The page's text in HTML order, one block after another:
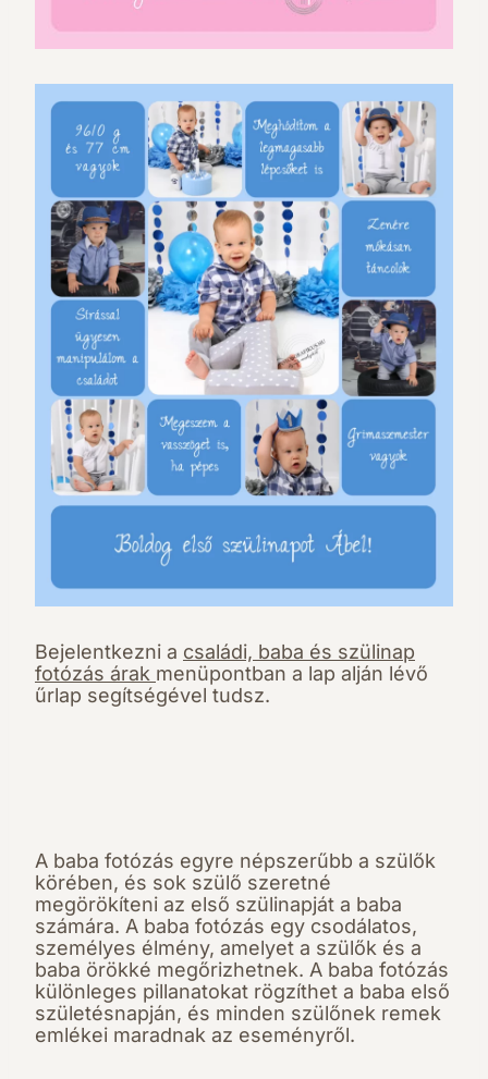
Bejelentkezni a családi, baba és szülinap
fotózás árak menüpontban a lap alján lévő
űrlap segítségével tudsz.
A baba fotózás egyre népszerűbb a szülők
körében, és sok szülő szeretné
megörökíteni az első szülinapját a baba
számára. A baba fotózás egy csodálatos,
személyes élmény, amelyet a szülők és a
baba örökké megőrizhetnek. A baba fotózás
különleges pillanatokat rögzíthet a baba első
születésnapján, és minden szülőnek remek
emlékei maradnak az eseményről.